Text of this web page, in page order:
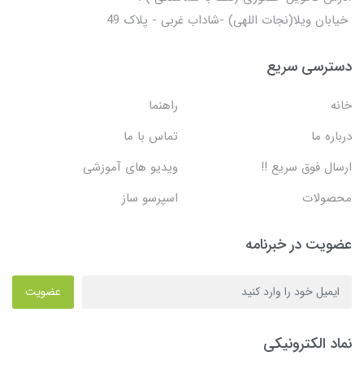
خیابان ویلا(نجات اللهی) -شاداب غربی - پلاک 49
دسترسی سریع
خانه
راهنما
درباره ما
تماس با ما
ارسال فوق سریع !!
ویدیو های آموزشی
محصولات
اسپرسو ساز
عضویت در خبرنامه
عضویت
نماد الکترونیکی